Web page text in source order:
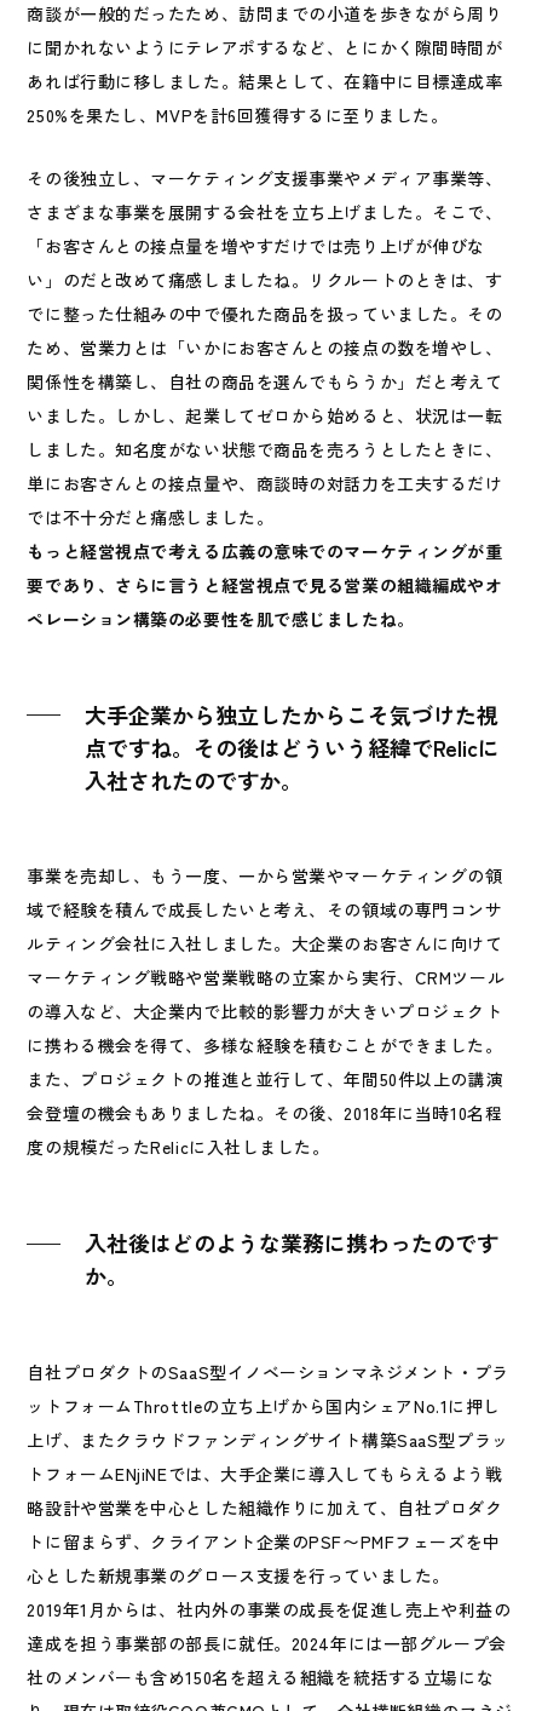
商談が一般的だったため、訪問までの小道を歩きながら周り
に聞かれないようにテレアポするなど、とにかく隙間時間が
あれば行動に移しました。結果として、在籍中に目標達成率
250%を果たし、MVPを計6回獲得するに至りました。
その後独立し、マーケティング支援事業やメディア事業等、
さまざまな事業を展開する会社を立ち上げました。そこで、
「お客さんとの接点量を増やすだけでは売り上げが伸びな
い」のだと改めて痛感しましたね。リクルートのときは、す
でに整った仕組みの中で優れた商品を扱っていました。その
ため、営業力とは「いかにお客さんとの接点の数を増やし、
関係性を構築し、自社の商品を選んでもらうか」だと考えて
いました。しかし、起業してゼロから始めると、状況は一転
しました。知名度がない状態で商品を売ろうとしたときに、
単にお客さんとの接点量や、商談時の対話力を工夫するだけ
では不十分だと痛感しました。
もっと経営視点で考える広義の意味でのマーケティングが重
要であり、さらに言うと経営視点で見る営業の組織編成やオ
ペレーション構築の必要性を肌で感じましたね。
大手企業から独立したからこそ気づけた視
点ですね。その後はどういう経緯でRelicに
入社されたのですか。
事業を売却し、もう一度、一から営業やマーケティングの領
域で経験を積んで成長したいと考え、その領域の専門コンサ
ルティング会社に入社しました。大企業のお客さんに向けて
マーケティング戦略や営業戦略の立案から実行、CRMツール
の導入など、大企業内で比較的影響力が大きいプロジェクト
に携わる機会を得て、多様な経験を積むことができました。
また、プロジェクトの推進と並行して、年間50件以上の講演
会登壇の機会もありましたね。その後、2018年に当時10名程
度の規模だったRelicに入社しました。
入社後はどのような業務に携わったのです
か。
自社プロダクトのSaaS型イノベーションマネジメント・プラ
ットフォームThrottleの立ち上げから国内シェアNo.1に押し
上げ、またクラウドファンディングサイト構築SaaS型プラッ
トフォームENjiNEでは、大手企業に導入してもらえるよう戦
略設計や営業を中心とした組織作りに加えて、自社プロダク
トに留まらず、クライアント企業のPSF〜PMFフェーズを中
心とした新規事業のグロース支援を行っていました。
2019年1月からは、社内外の事業の成長を促進し売上や利益の
達成を担う事業部の部長に就任。2024年には一部グループ会
社のメンバーも含め150名を超える組織を統括する立場にな